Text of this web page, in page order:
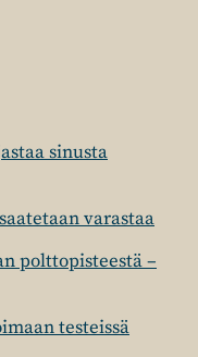
sinusta
varastaa
polttopisteestä –
testeissä